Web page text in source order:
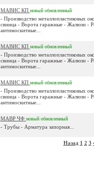
МАВИС КП новый обновленный
- Производство металлопластиковых
свинца - Ворота гаражные - Жалюзи -
антимоскитные...
МАВИС КП новый обновленный
- Производство металлопластиковых
свинца - Ворота гаражные - Жалюзи -
антимоскитные...
МАВИС КП новый обновленный
- Производство металлопластиковых
свинца - Ворота гаражные - Жалюзи -
антимоскитные...
МАВР ЧФ новый обновленный
- Трубы - Арматура запорная...
Назад 1 2 3